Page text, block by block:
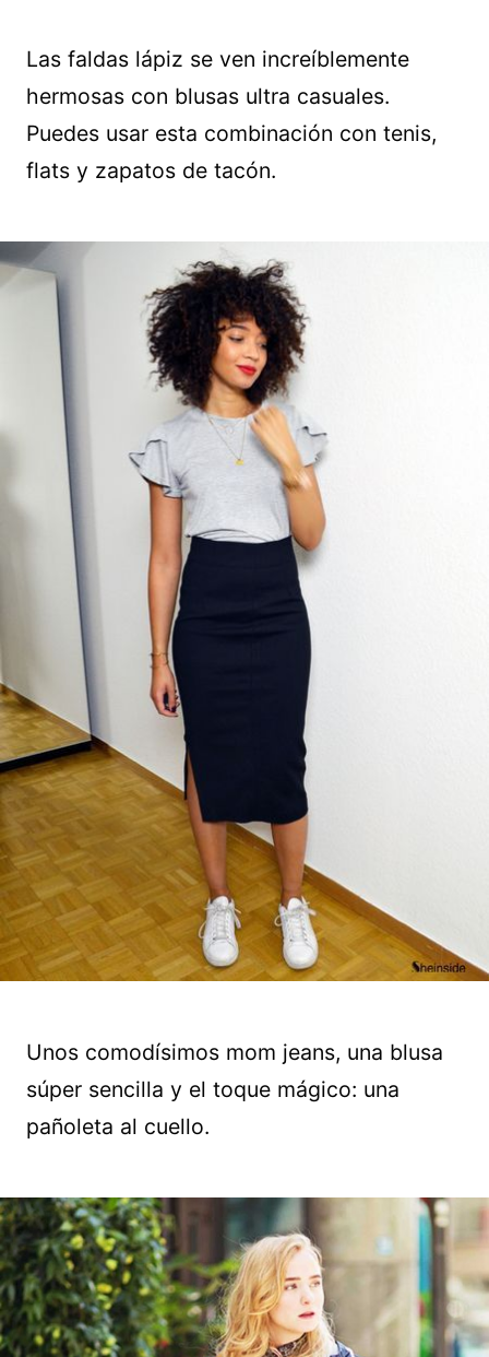
Las faldas lápiz se ven increíblemente
hermosas con blusas ultra casuales.
Puedes usar esta combinación con tenis,
flats y zapatos de tacón.
Unos comodísimos mom jeans, una blusa
súper sencilla y el toque mágico: una
pañoleta al cuello.